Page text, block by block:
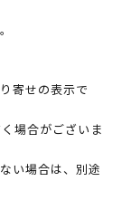
寄せの表示で
場合がございま
い場合は、別途